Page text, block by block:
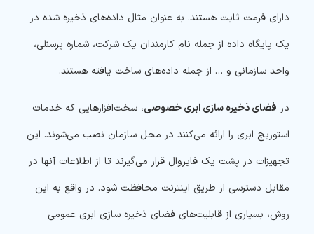
دارای فرمت ثابت هستند. به عنوان مثال داده‌های ذخیره شده در
یک پایگاه داده از جمله نام کارمندان یک شرکت، شماره پرسنلی،
واحد سازمانی و … از جمله داده‌های ساخت یافته هستند.
در فضای ذخیره سازی ابری خصوصی، سخت‌افزارهایی که خدمات
استوریج ابری را ارائه می‌کنند در محل سازمان نصب می‌شوند. این
تجهیزات در پشت یک فایروال قرار می‌گیرند تا از اطلاعات آنها در
مقابل دسترسی از طریق اینترنت محافظت شود. در واقع به این
روش، بسیاری از قابلیت‌های فضای ذخیره سازی ابری عمومی